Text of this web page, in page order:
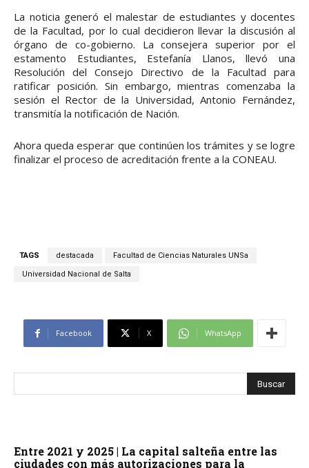
La noticia generó el malestar de estudiantes y docentes
de la Facultad, por lo cual decidieron llevar la discusión al
órgano de co-gobierno. La consejera superior por el
estamento Estudiantes, Estefanía Llanos, llevó una
Resolución del Consejo Directivo de la Facultad para
ratificar posición. Sin embargo, mientras comenzaba la
sesión el Rector de la Universidad, Antonio Fernández,
transmitía la notificación de Nación.
Ahora queda esperar que continúen los trámites y se logre
finalizar el proceso de acreditación frente a la CONEAU.
TAGS destacada Facultad de Ciencias Naturales UNSa
Universidad Nacional de Salta
Facebook X WhatsApp
Entre 2021 y 2025 | La capital salteña entre las
ciudades con más autorizaciones para la